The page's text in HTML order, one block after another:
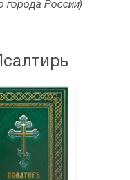
города России)